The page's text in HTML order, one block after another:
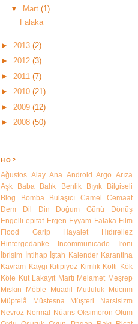
▼
Mart (1)
Falaka
► 2013 (2)
► 2012 (3)
► 2011 (7)
► 2010 (21)
► 2009 (12)
► 2008 (50)
HÖ?
Ağustos Alay Ana Android Argo
Arıza
Aşk
Baba Balık Benlik Bıyık
Bilgiseli
Blog
Bomba Bulaşıcı Camel
Cemaat
Dem
Dil Din Doğum Günü
Dönüş
Engelli epitaf Ergen Eyyam Falaka Film
Flood
Garip Hayalet
Hıdırellez
Hintergedanke
Incommunicado
Ironi
İbrişim
İntihap İştah Kalender Karantina
Kavram Kaygı Kıtipiyoz Kimlik Kofti
Kök
Köle
Kut Lakayıt Martı Melamet Meşrep
Miskin
Möble Muadil Mutluluk
Mücrim
Müptelâ
Müstesna Müşteri
Narsisizm
Nevroz Normal Nüans Oksimoron Olüm